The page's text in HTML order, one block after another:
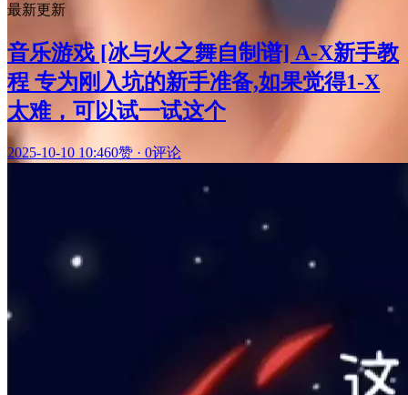
最新更新
音乐游戏 [冰与火之舞自制谱] A-X新手教
程 专为刚入坑的新手准备,如果觉得1-X
太难，可以试一试这个
2025-10-10 10:460赞 · 0评论